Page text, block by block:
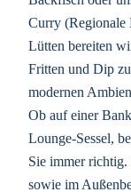
Curry (Regionale
Lütten bereiten
Fritten und Dip
modernen
Ob auf einer
Lounge-Sessel,
Sie immer
sowie im